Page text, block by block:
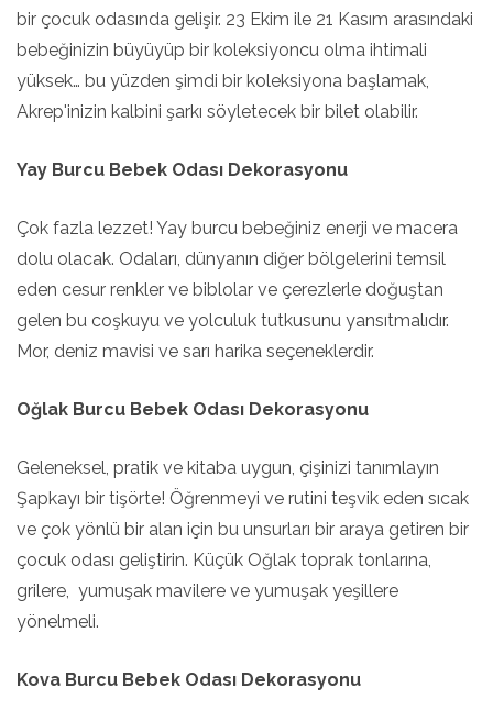
bir çocuk odasında gelişir. 23 Ekim ile 21 Kasım arasındaki
bebeğinizin büyüyüp bir koleksiyoncu olma ihtimali
yüksek… bu yüzden şimdi bir koleksiyona başlamak,
Akrep'inizin kalbini şarkı söyletecek bir bilet olabilir.
Yay Burcu Bebek Odası Dekorasyonu
Çok fazla lezzet! Yay burcu bebeğiniz enerji ve macera
dolu olacak. Odaları, dünyanın diğer bölgelerini temsil
eden cesur renkler ve biblolar ve çerezlerle doğuştan
gelen bu coşkuyu ve yolculuk tutkusunu yansıtmalıdır.
Mor, deniz mavisi ve sarı harika seçeneklerdir.
Oğlak Burcu Bebek Odası Dekorasyonu
Geleneksel, pratik ve kitaba uygun, çişinizi tanımlayın
Şapkayı bir tişörte! Öğrenmeyi ve rutini teşvik eden sıcak
ve çok yönlü bir alan için bu unsurları bir araya getiren bir
çocuk odası geliştirin. Küçük Oğlak toprak tonlarına,
grilere, yumuşak mavilere ve yumuşak yeşillere
yönelmeli.
Kova Burcu Bebek Odası Dekorasyonu